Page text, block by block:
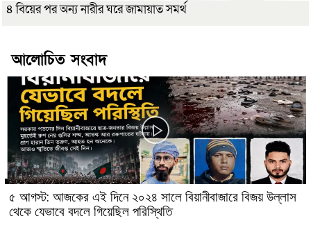
৪ বিয়ের পর অন্য নারীর ঘরে জামায়াত সমর্থ
আলোচিত সংবাদ
৫ আগস্ট: আজকের এই দিনে ২০২৪ সালে বিয়ানীবাজারে বিজয় উল্লাস
থেকে যেভাবে বদলে গিয়েছিল পরিস্থিতি